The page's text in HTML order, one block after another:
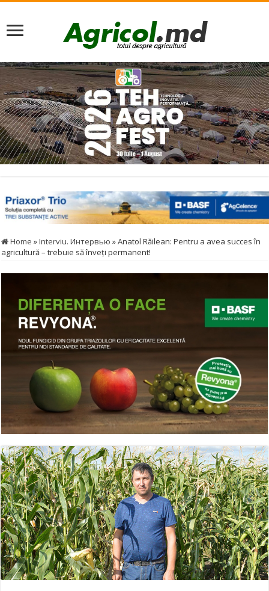
Home »Interviu. Интервью »Anatol Răilean: Pentru a avea succes în
agricultură – trebuie să înveți permanent!